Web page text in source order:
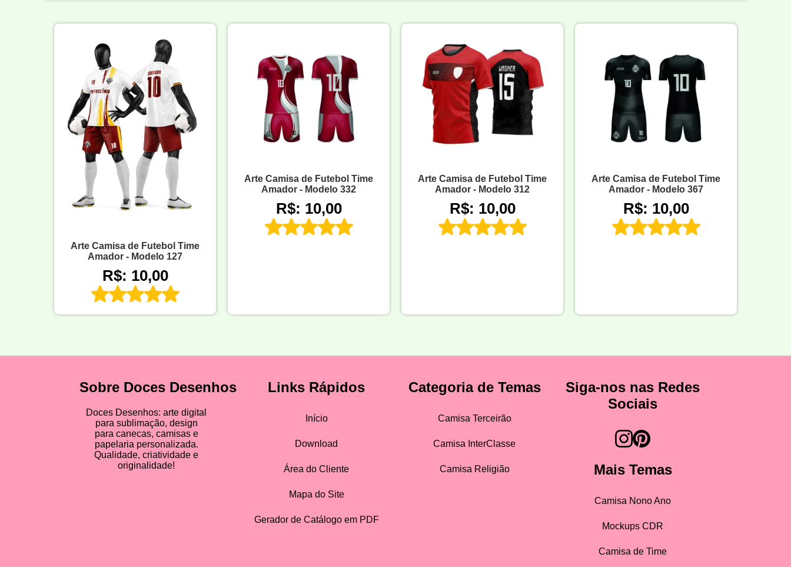
Arte Camisa de Futebol Time
Amador - Modelo 127
R$: 10,00
Arte Camisa de Futebol Time
Amador - Modelo 332
R$: 10,00
Arte Camisa de Futebol Time
Amador - Modelo 312
R$: 10,00
Arte Camisa de Futebol Time
Amador - Modelo 367
R$: 10,00
Sobre Doces Desenhos
Doces Desenhos: arte digital
para sublimação, design
para canecas, camisas e
papelaria personalizada.
Qualidade, criatividade e
originalidade!
Links Rápidos
Início
Download
Área do Cliente
Mapa do Site
Gerador de Catálogo em PDF
Categoria de Temas
Camisa Terceirão
Camisa InterClasse
Camisa Religião
Siga-nos nas Redes
Sociais
Mais Temas
Camisa Nono Ano
Mockups CDR
Camisa de Time